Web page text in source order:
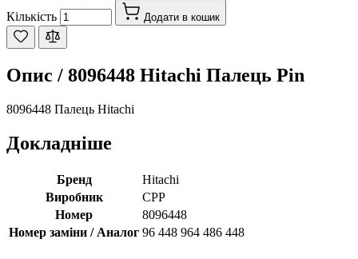
Кількість Додати в кошик
Опис / 8096448 Hitachi Палець Pin
8096448 Палець Hitachi
Докладніше
Бренд
Hitachi
Виробник
CPP
Номер
8096448
Номер заміни / Аналог 96 448 964 486 448